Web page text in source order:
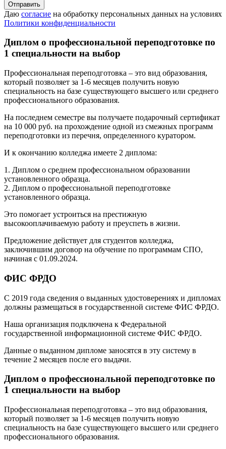
Даю согласие на обработку персональных данных на условиях
Политики конфиденциальности
Диплом о профессиональной переподготовке по
1 специальности на выбор
Профессиональная переподготовка – это вид образования,
который позволяет за 1-6 месяцев получить новую
специальность на базе существующего высшего или среднего
профессионального образования.
На последнем семестре вы получаете подарочный сертификат
на 10 000 руб. на прохождение одной из смежных программ
переподготовки из перечня, определенного куратором.
И к окончанию колледжа имеете 2 диплома:
1. Диплом о среднем профессиональном образовании
установленного образца.
2. Диплом о профессиональной переподготовке
установленного образца.
Это помогает устроиться на престижную
высокооплачиваемую работу и преуспеть в жизни.
Предложение действует для студентов колледжа,
заключившим договор на обучение по программам СПО,
начиная с 01.09.2024.
ФИС ФРДО
С 2019 года сведения о выданных удостоверениях и дипломах
должны размещаться в государственной системе ФИС ФРДО.
Наша организация подключена к Федеральной
государственной информационной системе ФИС ФРДО.
Данные о выданном дипломе заносятся в эту систему в
течение 2 месяцев после его выдачи.
Диплом о профессиональной переподготовке по
1 специальности на выбор
Профессиональная переподготовка – это вид образования,
который позволяет за 1-6 месяцев получить новую
специальность на базе существующего высшего или среднего
профессионального образования.